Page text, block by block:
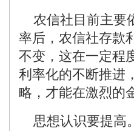
农信社目前主要
率后，农信社存款
不变，这在一定程
利率化的不断推进
略，才能在激烈的
思想认识要提高